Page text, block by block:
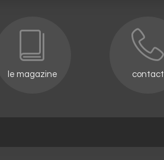
le magazine contact